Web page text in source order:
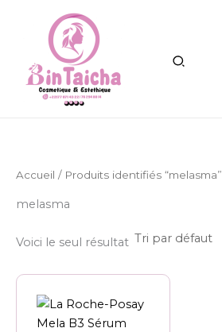
Accueil / Produits identifiés “melasma”
melasma
Voici le seul résultat